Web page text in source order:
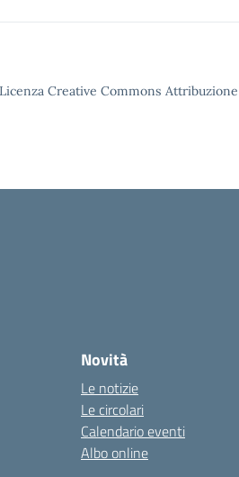
Creative Commons
Novità
Le notizie
Le circolari
Calendario eventi
Albo online